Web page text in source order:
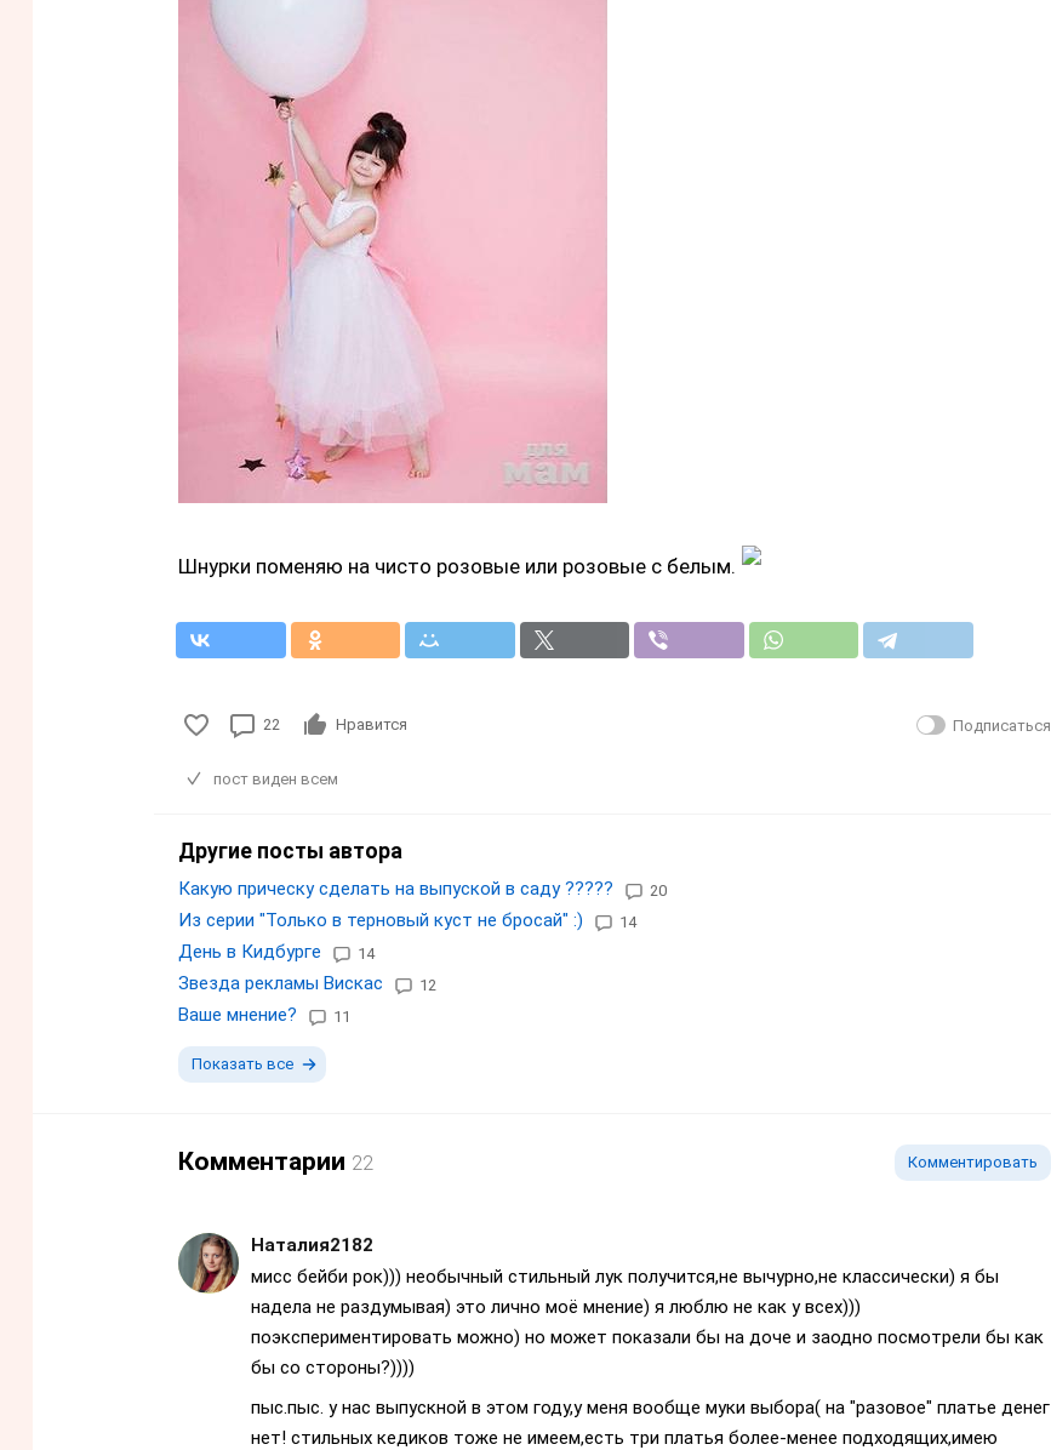
Шнурки поменяю на чисто розовые или розовые с белым.
22 Нравится Подписаться
пост виден всем
Другие посты автора
Какую прическу сделать на выпуской в саду ????? 20
Из серии "Только в терновый куст не бросай" :) 14
День в Кидбурге 14
Звезда рекламы Вискас 12
Ваше мнение? 11
Показать все
Комментарии 22 Комментировать
Наталия2182
мисс бейби рок))) необычный стильный лук получится,не вычурно,не классически) я бы
надела не раздумывая) это лично моё мнение) я люблю не как у всех)))
поэкспериментировать можно) но может показали бы на доче и заодно посмотрели бы как
бы со стороны?))))
пыс.пыс. у нас выпускной в этом году,у меня вообще муки выбора( на "разовое" платье денег
нет! стильных кедиков тоже не имеем,есть три платья более-менее подходящих,имею